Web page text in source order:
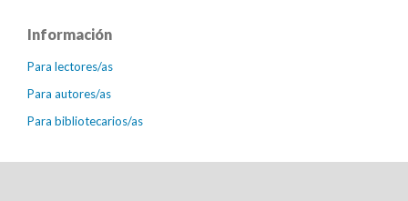
Información
Para lectores/as
Para autores/as
Para bibliotecarios/as